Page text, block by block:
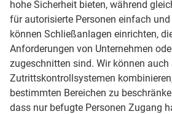
hohe Sicherheit bieten, während
für autorisierte Personen einfach
können Schließanlagen einrichten,
Anforderungen von Unternehmen
zugeschnitten sind. Wir können
Zutrittskontrollsystemen
bestimmten Bereichen zu
dass nur befugte Personen Zugang